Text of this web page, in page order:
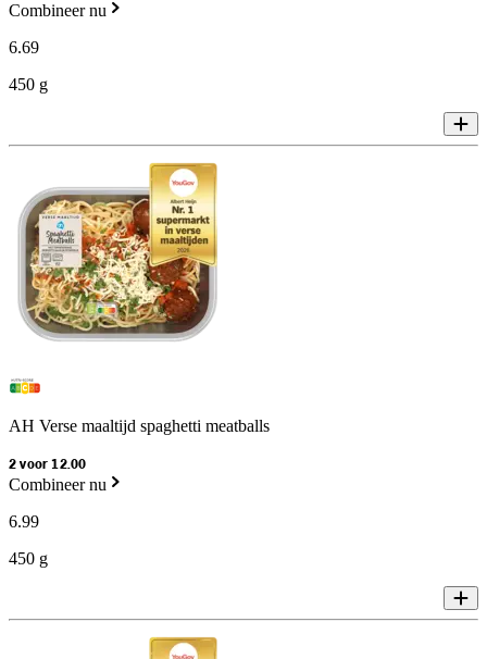
Combineer nu
6.69
450 g
AH Verse maaltijd spaghetti meatballs
2 voor 12.00
Combineer nu
6.99
450 g